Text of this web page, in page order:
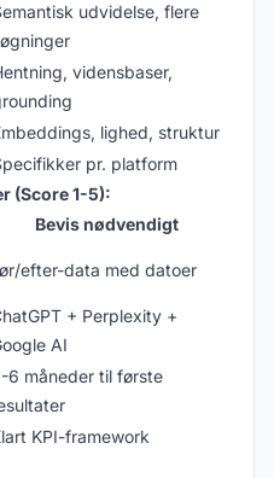
udvidelse, flere
vidensbaser,
lighed, struktur
pr. platform
(Score 1-5):
Bevis nødvendigt
efter-data med datoer
+ Perplexity +
AI
6 måneder til første
KPI-framework